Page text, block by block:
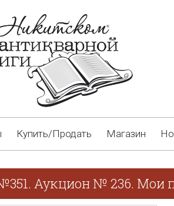
Купить/Продать Магазин
Аукцион № 236. Мои